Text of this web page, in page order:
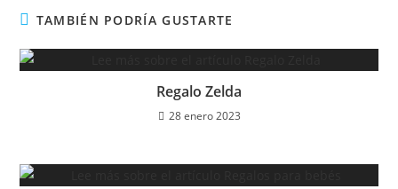
TAMBIÉN PODRÍA GUSTARTE
Regalo Zelda
28 enero 2023